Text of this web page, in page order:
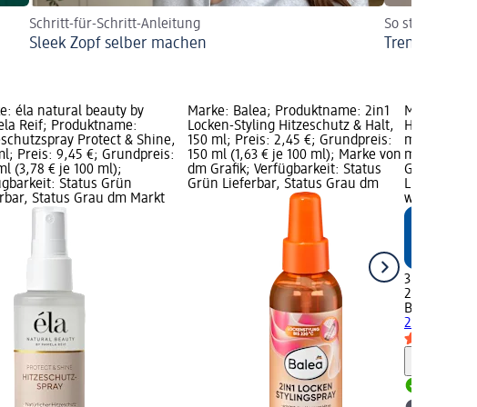
Schritt-für-Schritt-Anleitung
Sleek Zopf selber machen
So stylen Sie
Trend-Frisur
éla natural beauty by
Reif; Produktname:
Protect & Shine,
Preis: 9,45 €; Grundpreis:
(3,78 € je 100 ml);
Status Grün
Status Grau dm Markt
Marke: Balea; Produktname: 2in1
Locken-Styling Hitzeschutz & Halt,
150 ml; Preis: 2,45 €; Grundpreis:
150 ml (1,63 € je 100 ml); Marke von
dm Grafik; Verfügbarkeit: Status
Grün Lieferbar, Status Grau dm
Marke:
ml; Preis:
ml (1,73 €
Grafik;
Lieferbar,
wählen
3,45 €
200 ml
Balea
200 ml